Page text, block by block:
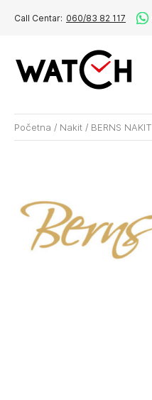
Call Centar: 060/83 82 117
Početna / Nakit / BERNS NAKIT